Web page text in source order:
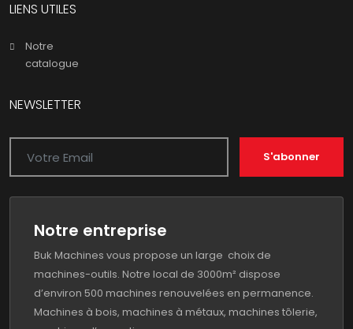
LIENS UTILES
Notre
catalogue
NEWSLETTER
S'abonner
Notre entreprise
Buk Machines vous propose un large choix de
machines-outils. Notre local de 3000m² dispose
d’environ 500 machines renouvelées en permanence.
Machines à bois, machines à métaux, machines tôlerie,